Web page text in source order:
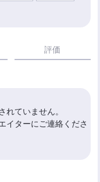
評価
れていません。
イターにご連絡くださ